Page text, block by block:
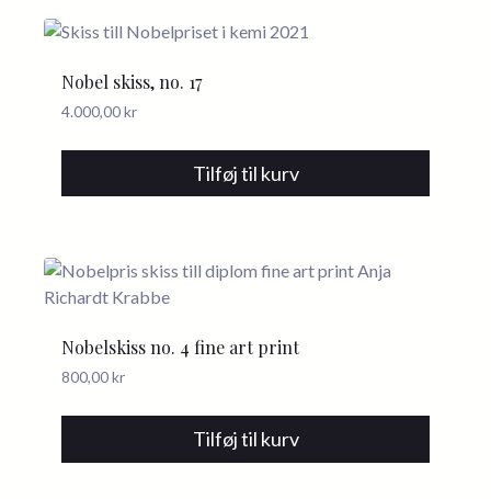
Nobel skiss, no. 17
4.000,00kr
Tilføj til kurv
Nobelskiss no. 4 fine art print
800,00kr
Tilføj til kurv